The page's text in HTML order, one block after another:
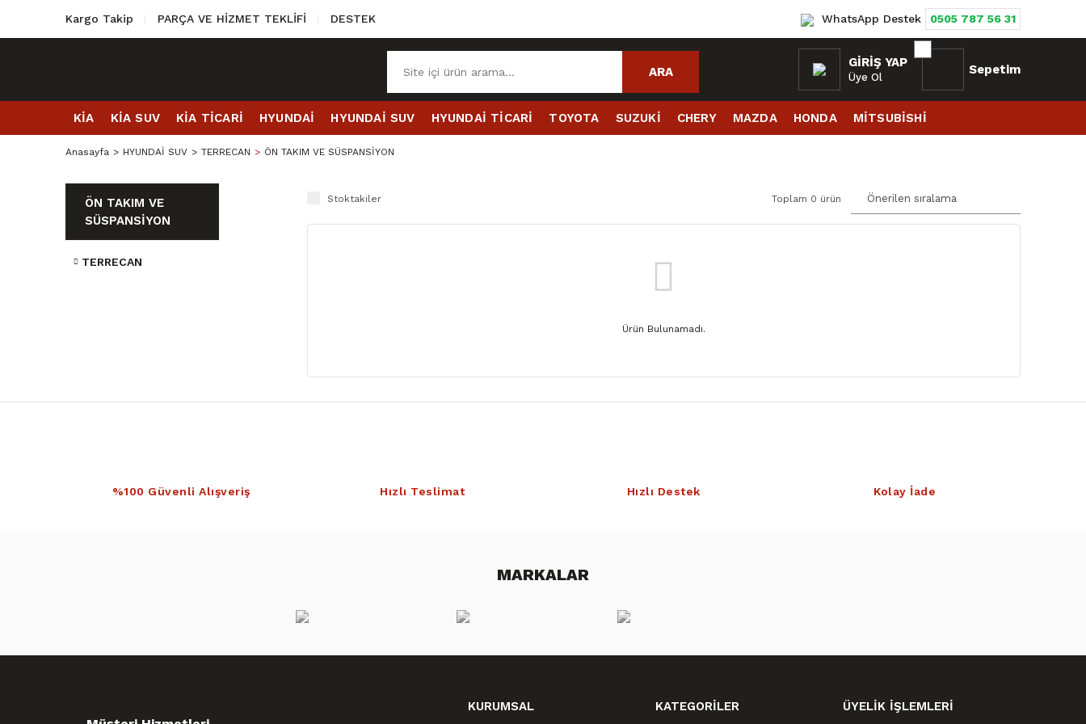
Kargo Takip PARÇA VE HİZMET TEKLİFİ DESTEK WhatsApp Destek 0505 787 56 31
ARA
GIRIŞ YAP
Üye Ol
Sepetim
KİA KİA SUV KİA TİCARİ HYUNDAİ HYUNDAİ SUV HYUNDAİ TİCARİ TOYOTA SUZUKİ CHERY MAZDA HONDA MİTSUBİSHİ
Anasayfa HYUNDAİ SUV TERRECAN ÖN TAKIM VE SÜSPANSİYON
ÖN TAKIM VE
SÜSPANSİYON
TERRECAN
Stoktakiler Toplam 0 ürün
Ürün Bulunamadı.
%100 Güvenli Alışveriş Hızlı Teslimat Hızlı Destek Kolay İade
MARKALAR
KURUMSAL KATEGORİLER ÜYELİK İŞLEMLERİ